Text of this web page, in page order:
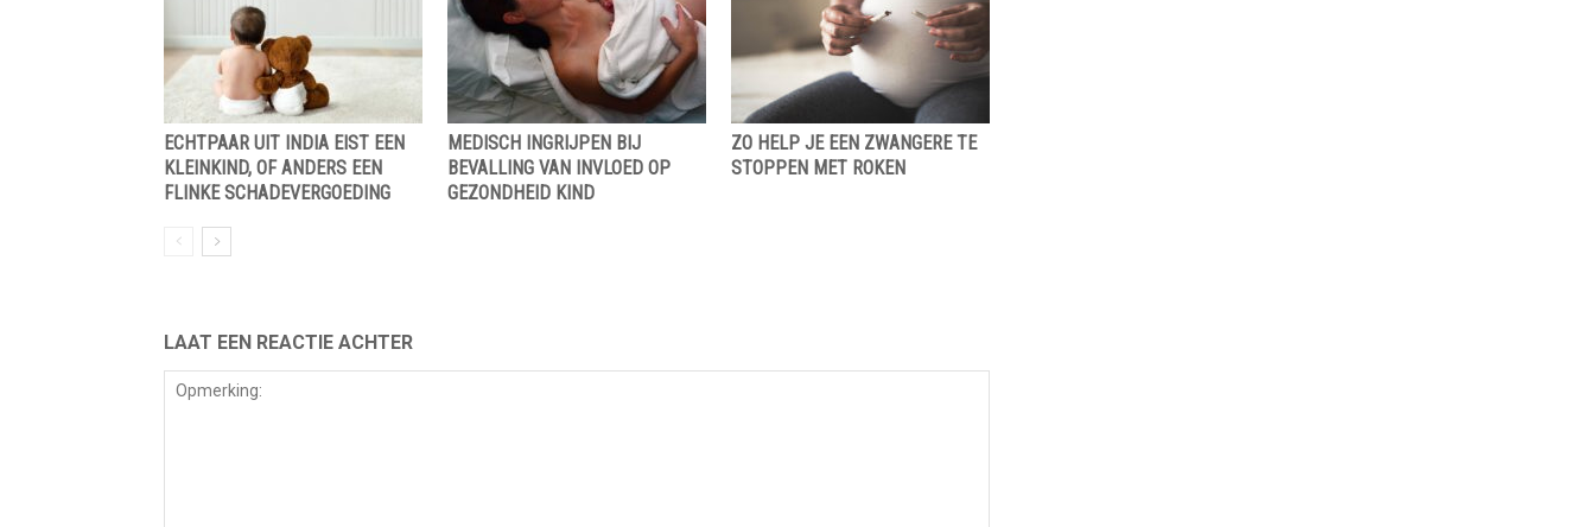
ECHTPAAR UIT INDIA EIST EEN
KLEINKIND, OF ANDERS EEN
FLINKE SCHADEVERGOEDING
MEDISCH INGRIJPEN BIJ
BEVALLING VAN INVLOED OP
GEZONDHEID KIND
ZO HELP JE EEN ZWANGERE TE
STOPPEN MET ROKEN
LAAT EEN REACTIE ACHTER